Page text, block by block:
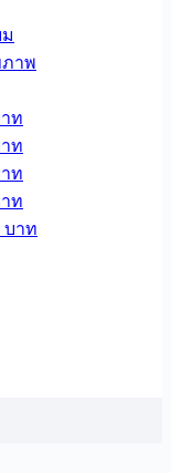
าพ
ท
ท
ท
ท
บาท